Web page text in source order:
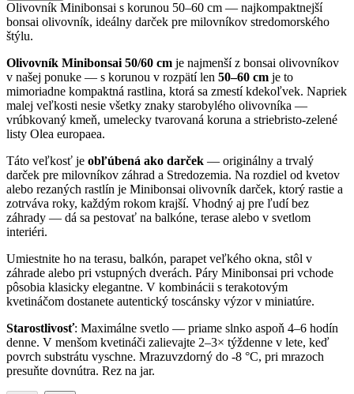
Olivovník Minibonsai s korunou 50–60 cm — najkompaktnejší
bonsai olivovník, ideálny darček pre milovníkov stredomorského
štýlu.
Olivovník Minibonsai 50/60 cm je najmenší z bonsai olivovníkov
v našej ponuke — s korunou v rozpätí len 50–60 cm je to
mimoriadne kompaktná rastlina, ktorá sa zmestí kdekoľvek. Napriek
malej veľkosti nesie všetky znaky starobylého olivovníka —
vrúbkovaný kmeň, umelecky tvarovaná koruna a striebristo-zelené
listy Olea europaea.
Táto veľkosť je obľúbená ako darček — originálny a trvalý
darček pre milovníkov záhrad a Stredozemia. Na rozdiel od kvetov
alebo rezaných rastlín je Minibonsai olivovník darček, ktorý rastie a
zotrváva roky, každým rokom krajší. Vhodný aj pre ľudí bez
záhrady — dá sa pestovať na balkóne, terase alebo v svetlom
interiéri.
Umiestnite ho na terasu, balkón, parapet veľkého okna, stôl v
záhrade alebo pri vstupných dverách. Páry Minibonsai pri vchode
pôsobia klasicky elegantne. V kombinácii s terakotovým
kvetináčom dostanete autentický toscánsky výzor v miniatúre.
Starostlivosť: Maximálne svetlo — priame slnko aspoň 4–6 hodín
denne. V menšom kvetináči zalievajte 2–3× týždenne v lete, keď
povrch substrátu vyschne. Mrazuvzdorný do -8 °C, pri mrazoch
presuňte dovnútra. Rez na jar.